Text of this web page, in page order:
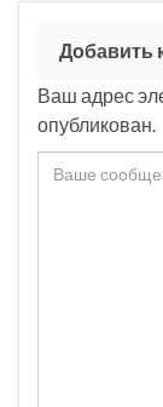
Добавить
Ваш адрес
опубликован.